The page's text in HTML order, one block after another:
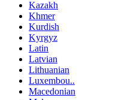
Kazakh
Khmer
Kurdish
Kyrgyz
Latin
Latvian
Lithuanian
Luxembou..
Macedonian